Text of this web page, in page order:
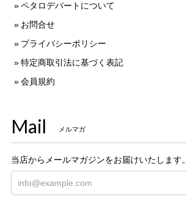
ペタロデパートについて
お問合せ
プライバシーポリシー
特定商取引法に基づく表記
会員規約
Mail メルマガ
当店からメールマガジンをお届けいたします。